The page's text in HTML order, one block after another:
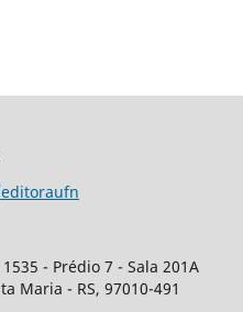
- Prédio 7 - Sala 201A
Maria - RS, 97010-491